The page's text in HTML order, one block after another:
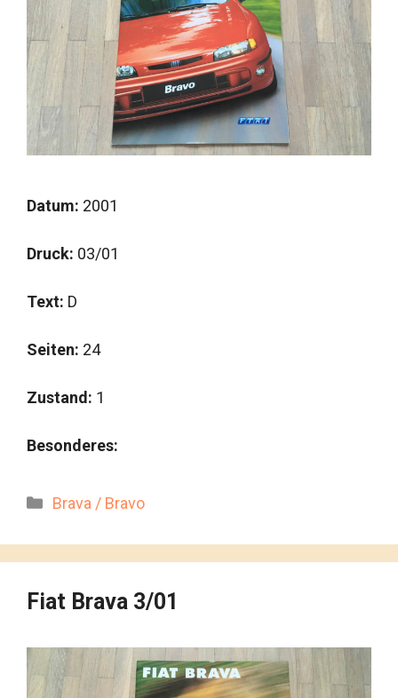
Datum: 2001
Druck: 03/01
Text: D
Seiten: 24
Zustand: 1
Besonderes:
Kategorien
Brava / Bravo
Fiat Brava 3/01